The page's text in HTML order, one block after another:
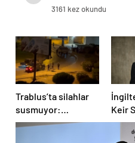
3161 kez okundu
Trablus’ta silahlar
susmuyor:
Çatışmalar
Keir